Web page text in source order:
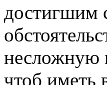
достигшим
несложную
чтоб иметь